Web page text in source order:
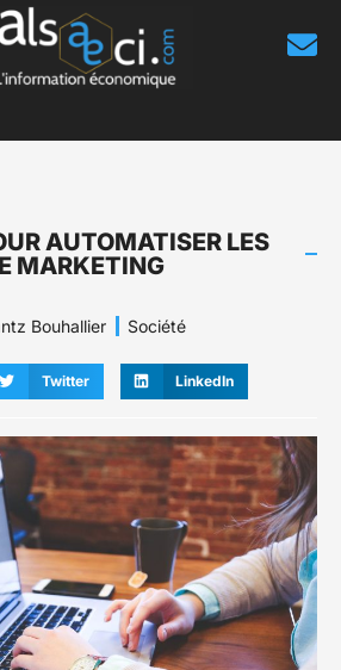
AUTOMATISER LES
MARKETING
Bouhallier Société
Twitter LinkedIn